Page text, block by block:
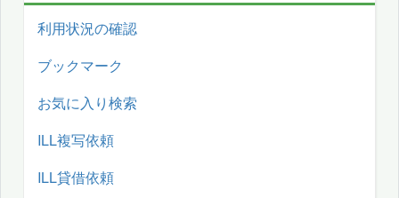
利用状況の確認
ブックマーク
お気に入り検索
ILL複写依頼
ILL貸借依頼